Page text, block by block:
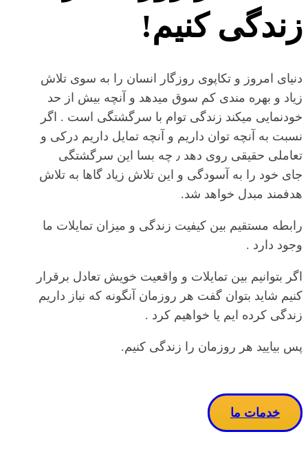
زندگی کنیم!
دنیای امروز و تکاپوی روزگار انسان را به سوی تلاش
زیاد و بهره مندی کم سوق میدهد و آنچه بیش از حد
خودنمایی میکند زندگی توام با سرگشتگی است . اگر
نسبت به آنچه توان داریم و آنچه تمایل داریم درکی و
تعاملی حقیقی روی دهد ٫ چه بسا این سرگشتگی
جای خود را به آسودگی و این تلاش زیاد گاها به تلاش
هدفمند مبدل خواهد شد.
رابطه مستقیم بین کیفیت زندگی و میزان تمایلات ما
وجود دارد .
اگر بتوانیم بین تمایلات و واقعیت خویش تعادل برقرار
کنیم شاید بتوان گفت هر روزمان آنگونه که نیاز داریم
زندگی کرده ایم یا خواهیم کرد .
پس بیایید هر روزمان را زندگی کنیم.
خدمات ما